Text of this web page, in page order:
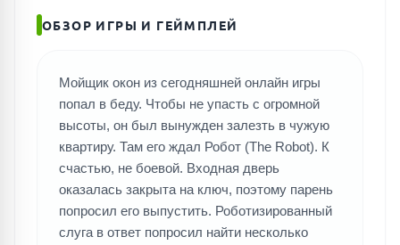
ОБЗОР ИГРЫ И ГЕЙМПЛЕЙ
Мойщик окон из сегодняшней онлайн игры
попал в беду. Чтобы не упасть с огромной
высоты, он был вынужден залезть в чужую
квартиру. Там его ждал Робот (The Robot). К
счастью, не боевой. Входная дверь
оказалась закрыта на ключ, поэтому парень
попросил его выпустить. Роботизированный
слуга в ответ попросил найти несколько